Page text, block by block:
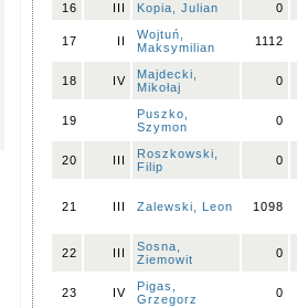
16 III Kopia, Julian 0
17 II
Wojtuń,
Maksymilian
1112
18 IV
Majdecki,
Mikołaj
0
19
Puszko,
Szymon
0
20 III
Roszkowski,
Filip
0
21 III Zalewski, Leon 1098
22 III
Sosna,
Ziemowit
0
23 IV
Pigas,
Grzegorz
0